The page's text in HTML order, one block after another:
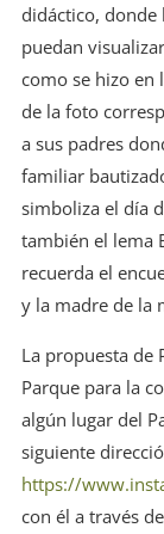
didáctico, donde
puedan
como se hizo en
de la foto
a sus padres
familiar
simboliza el día
también el lema
recuerda el
y la madre de la
La propuesta de
Parque para la
algún lugar del
siguiente
https://
con él a través